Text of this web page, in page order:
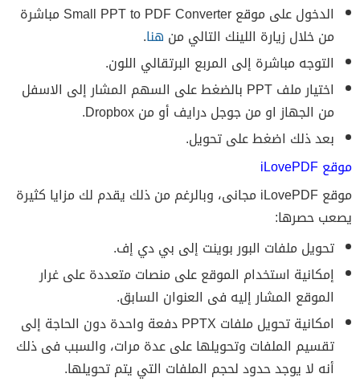
الدخول على موقع Small PPT to PDF Converter مباشرة
من خلال زيارة اللينك التالي من هنا.
التوجه مباشرة إلى المربع البرتقالي اللون.
اختيار ملف PPT بالضغط على السهم المشار إلى الاسفل
من الجهاز او من جوجل درايف أو من Dropbox.
بعد ذلك اضغط على تحويل.
موقع iLovePDF
موقع iLovePDF مجانى، وبالرغم من ذلك يقدم لك مزايا كثيرة
يصعب حصرها:
تحويل ملفات البور بوينت إلى بي دي إف.
إمكانية استخدام الموقع على منصات متعددة على غرار
الموقع المشار إليه فى العنوان السابق.
امكانية تحويل ملفات PPTX دفعة واحدة دون الحاجة إلى
تقسيم الملفات وتحويلها على عدة مرات، والسبب فى ذلك
أنه لا يوجد حدود لحجم الملفات التي يتم تحويلها.